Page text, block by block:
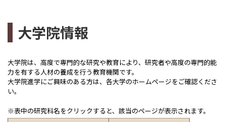
大学院情報
大学院は、高度で専門的な研究や教育により、研究者や高度の専門的能
力を有する人材の養成を行う教育機関です。
大学院進学にご興味のある方は、各大学のホームページをご確認くださ
い。
※表中の研究科名をクリックすると、該当のページが表示されます。